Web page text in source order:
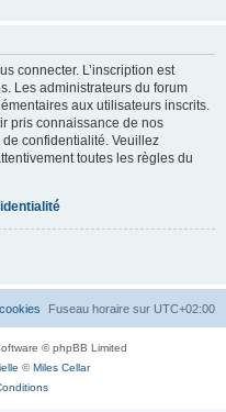
connecter. L’inscription est
Les administrateurs du forum
aux utilisateurs inscrits.
pris connaissance de nos
confidentialité. Veuillez
toutes les règles du
Fuseau horaire sur UTC+02:00
© phpBB Limited
©Miles Cellar